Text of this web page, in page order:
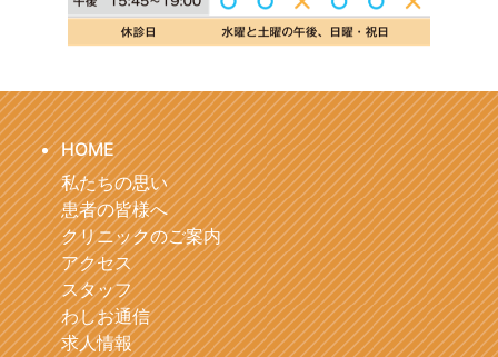
HOME
私たちの思い
患者の皆様へ
クリニックのご案内
アクセス
スタッフ
わしお通信
求人情報